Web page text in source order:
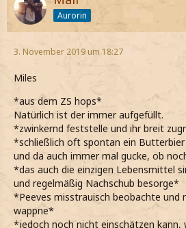
Aurorin
3. November 2019 um 18:27
Miles
*aus dem ZS hops*
Natürlich ist der immer aufgefüllt.
*zwinkernd feststelle und ihr breit
*schließlich oft spontan ein
und da auch immer mal gucke, ob
*das auch die einzigen Lebensmittel
und regelmäßig Nachschub besorge*
*Peeves misstrauisch beobachte und
wappne*
*jedoch noch nicht einschätzen